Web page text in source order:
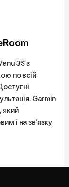
3S з
по всій
Garmin
який
і на зв’язку